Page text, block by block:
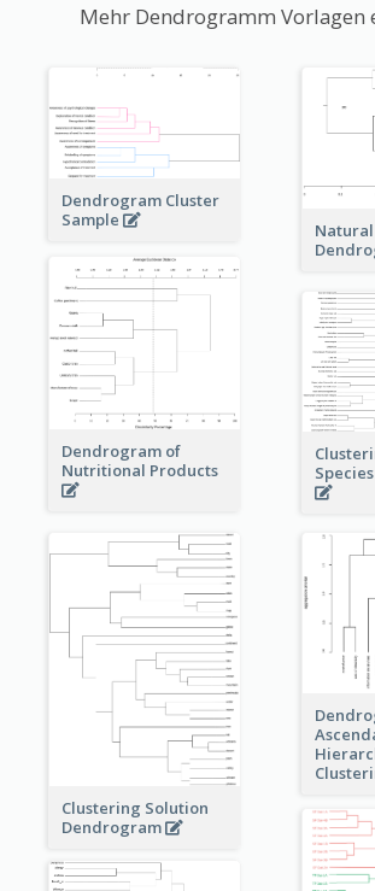
Mehr Dendrogramm Vorlagen
Dendrogram Cluster
Sample
Natural
Dendrogram of
Nutritional Products
Clustering Solution
Dendrogram